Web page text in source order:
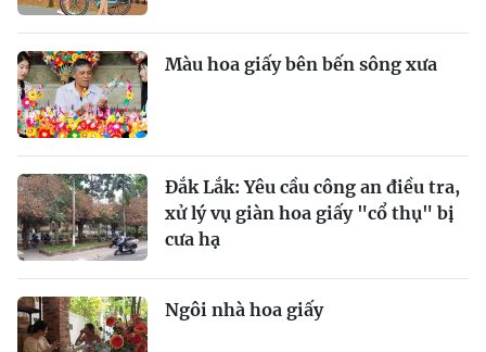
Màu hoa giấy bên bến sông xưa
Đắk Lắk: Yêu cầu công an điều tra,
xử lý vụ giàn hoa giấy "cổ thụ" bị
cưa hạ
Ngôi nhà hoa giấy